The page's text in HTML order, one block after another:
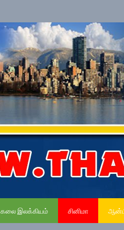
கலை இலக்கியம் சினிமா